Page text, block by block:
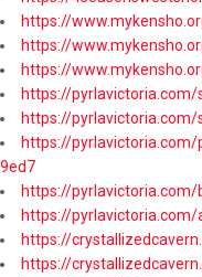
https://
https://
https://
https://
https://
https://
9ed7
https://
https://
https://
https://